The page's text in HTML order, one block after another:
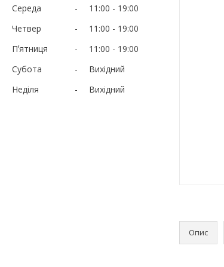
Середа
11:00
19:00
Четвер
11:00
19:00
Пʼятниця
11:00
19:00
Субота
Вихідний
Неділя
Вихідний
Опис